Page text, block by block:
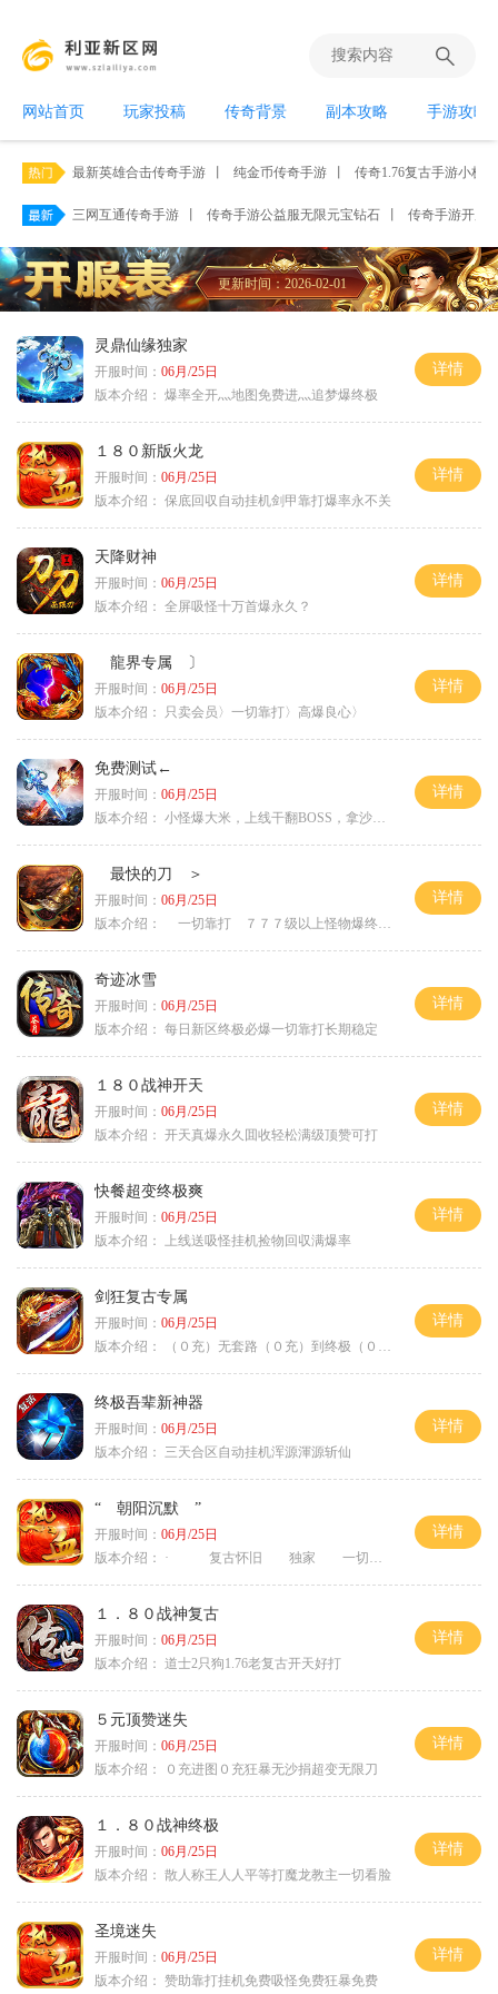
网站首页 玩家投稿 传奇背景 副本攻略 手游攻略
最新英雄合击传奇手游 纯金币传奇手游 传奇1.76复古手游小极品
三网互通传奇手游 传奇手游公益服无限元宝钻石 传奇手游开服
更新时间：2026-02-01
灵鼎仙缘独家
开服时间： 06月/25日
版本介绍： 爆率全开灬地图免费进灬追梦爆终极
详情
１８０新版火龙
开服时间： 06月/25日
版本介绍： 保底回収自动挂机剑甲靠打爆率永不关
详情
天降财神
开服时间： 06月/25日
版本介绍： 全屏吸怪十万首爆永久？
详情
龍界专属 〕
开服时间： 06月/25日
版本介绍：
只卖会员〉一切靠打〉高爆良心〉
详情
免费测试←
开服时间： 06月/25日
版本介绍： 小怪爆大米，上线干翻BOSS，拿沙大奖
详情
最快的刀 ＞
开服时间： 06月/25日
版本介绍：
一切靠打 ７７７级以上怪物爆终极 ＞
详情
奇迹冰雪
开服时间： 06月/25日
版本介绍： 每日新区终极必爆一切靠打长期稳定
详情
１８０战神开天
开服时间： 06月/25日
版本介绍： 开天真爆永久囬收轻松满级顶赞可打
详情
快餐超变终极爽
开服时间： 06月/25日
版本介绍：
上线送吸怪挂机捡物回収满爆率
详情
剑狂复古专属
开服时间： 06月/25日
版本介绍：
（０充）无套路（０充）到终极（０充）爽
详情
终极吾辈新神器
开服时间： 06月/25日
版本介绍：
三天合区自动挂机浑源渾源斩仙
详情
“ 朝阳沉默 ”
开服时间： 06月/25日
版本介绍：
· 复古怀旧 独家 一切靠打
详情
１．８０战神复古
开服时间： 06月/25日
版本介绍： 道士2只狗1.76老复古开天好打
详情
５元顶赞迷失
开服时间： 06月/25日
版本介绍：
０充进图０充狂暴无沙捐超变无限刀
详情
１．８０战神终极
开服时间： 06月/25日
版本介绍： 散人称王人人平等打魔龙教主一切看脸
详情
圣境迷失
开服时间： 06月/25日
版本介绍： 赞助靠打挂机免费吸怪免费狂暴免费
详情